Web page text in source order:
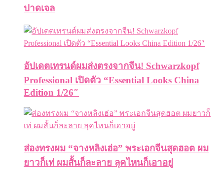
ปาดเจล
อัปเดตเทรนด์ผมส่งตรงจากจีน! Schwarzkopf
Professional เปิดตัว “Essential Looks China
Edition 1/26″
ส่องทรงผม “จางหลิงเฮ่อ” พระเอกจีนสุดฮอต ผม
ยาวก็เท่ ผมสั้นก็ละลาย ลุคไหนก็เอาอยู่